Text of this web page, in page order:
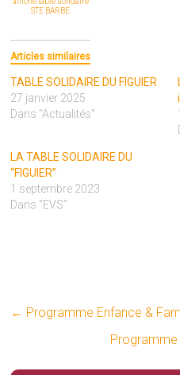
STE BARBE
Articles similaires
TABLE SOLIDAIRE DU FIGUIER
27 janvier 2025
Dans "Actualités"
LA TABLE SOLIDAIRE DU
“FIGUIER”
1 septembre 2023
Dans "EVS"
← Programme Enfance &
Programme